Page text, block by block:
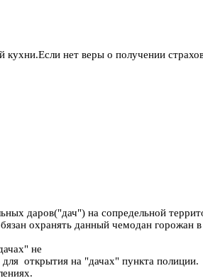
нет веры о получении
даров("дач") на сопредельной
охранять данный чемодан горожан
не
открытия на "дачах" пункта полиции.